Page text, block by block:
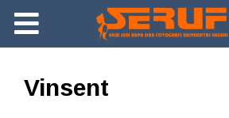
About Us
Vinsent